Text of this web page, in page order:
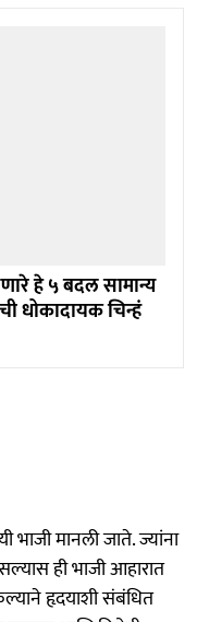
हे ५ बदल सामान्य
धोकादायक चिन्हं
भाजी मानली जाते. ज्यांना
ही भाजी आहारात
हृदयाशी संबंधित